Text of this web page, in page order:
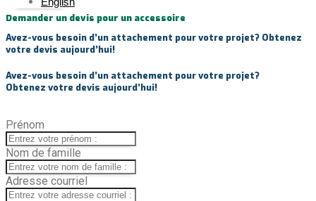
Demander un devis pour un accessoire
Avez-vous besoin d’un attachement pour votre projet? Obtenez
votre devis aujourd’hui!
Avez-vous besoin d’un attachement pour votre projet?
Obtenez votre devis aujourd’hui!
Prénom
Nom de famille
Adresse courriel